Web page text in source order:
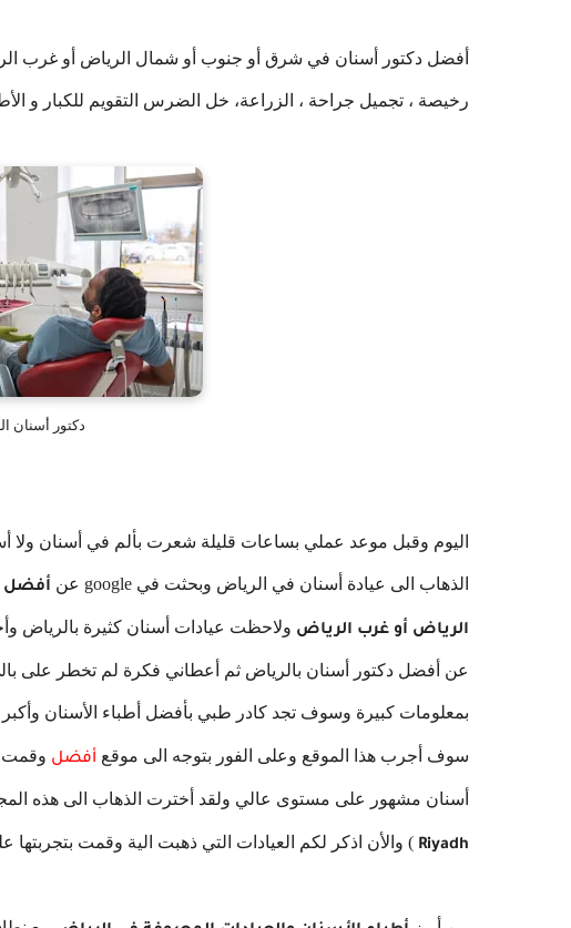
أفضل دكتور أسنان في شرق أو جنوب أو شمال الرياض أو غرب
رخيصة ، تجميل جراحة ، الزراعة، خل الضرس التقويم للكبار و
دكتور أسنان
اليوم وقبل موعد عملي بساعات قليلة شعرت بألم في أسنان ولا
الذهاب الى عيادة أسنان في الرياض وبحثت في google عن أفضل
الرياض أو غرب الرياض ولاحظت عيادات أسنان كثيرة بالرياض
عن أفضل دكتور أسنان بالرياض ثم أعطاني فكرة لم تخطر على
بمعلومات كبيرة وسوف تجد كادر طبي بأفضل أطباء الأسنان
سوف أجرب هذا الموقع وعلى الفور بتوجه الى موقع أفضل وقمت
أسنان مشهور على مستوى عالي ولقد أخترت الذهاب الى هذه
Riyadh ) والأن اذكر لكم العيادات التي ذهبت الية وقمت بتجربتها